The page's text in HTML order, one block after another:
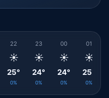
22
☀️
25°
0%
23
☀️
24°
0%
00
☀️
24°
0%
01
☀️
25°
0%